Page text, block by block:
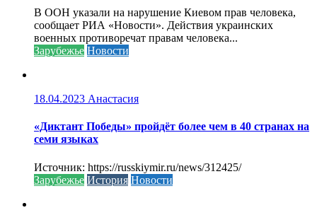
В ООН указали на нарушение Киевом прав человека,
сообщает РИА «Новости». Действия украинских
военных противоречат правам человека...
Зарубежье Новости
18.04.2023 Анастасия
«Диктант Победы» пройдёт более чем в 40 странах на
семи языках
Источник: https://russkiymir.ru/news/312425/
Зарубежье История Новости